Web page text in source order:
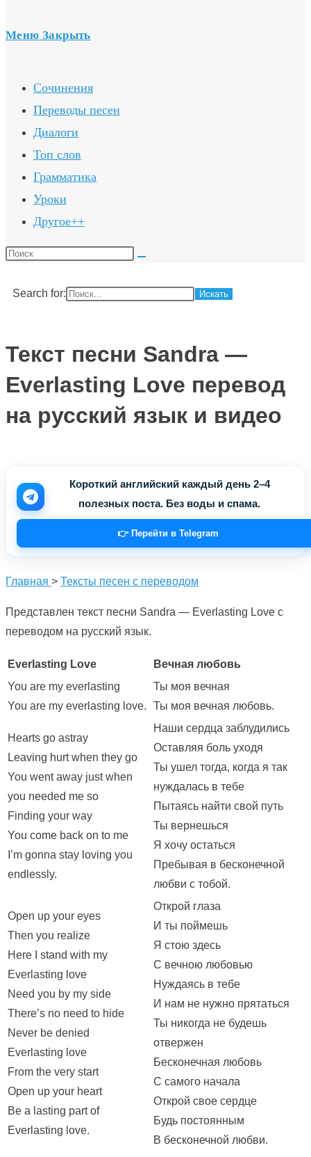
Меню Закрыть
Сочинения
Переводы песен
Диалоги
Топ слов
Грамматика
Уроки
Другое++
Поиск
сайте
Search for:
Текст песни Sandra —
Everlasting Love перевод
на русский язык и видео
Короткий английский каждый день 2–4
полезных поста. Без воды и спама.
👉 Перейти в Telegram
Главная > Тексты песен с переводом
Представлен текст песни Sandra — Everlasting Love с
переводом на русский язык.
Everlasting Love
Вечная любовь
You are my everlasting
You are my everlasting love.
Ты моя вечная
Ты моя вечная любовь.
Hearts go astray
Leaving hurt when they go
You went away just when
you needed me so
Finding your way
You come back on to me
I’m gonna stay loving you
endlessly.
Наши сердца заблудились
Оставляя боль уходя
Ты ушел тогда, когда я так
нуждалась в тебе
Пытаясь найти свой путь
Ты вернешься
Я хочу остаться
Пребывая в бесконечной
любви с тобой.
Open up your eyes
Then you realize
Here I stand with my
Everlasting love
Need you by my side
There’s no need to hide
Never be denied
Everlasting love
From the very start
Open up your heart
Be a lasting part of
Everlasting love.
Открой глаза
И ты поймешь
Я стою здесь
С вечною любовью
Нуждаясь в тебе
И нам не нужно прятаться
Ты никогда не будешь
отвержен
Бесконечная любовь
С самого начала
Открой свое сердце
Будь постоянным
В бесконечной любви.